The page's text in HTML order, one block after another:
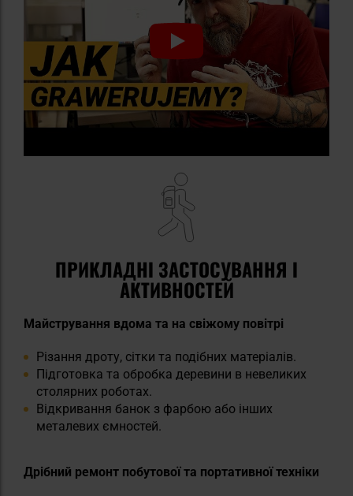
ПРИКЛАДНІ ЗАСТОСУВАННЯ І
АКТИВНОСТЕЙ
Майстрування вдома та на свіжому повітрі
Різання дроту, сітки та подібних матеріалів.
Підготовка та обробка деревини в невеликих
столярних роботах.
Відкривання банок з фарбою або інших
металевих ємностей.
Дрібний ремонт побутової та портативної техніки